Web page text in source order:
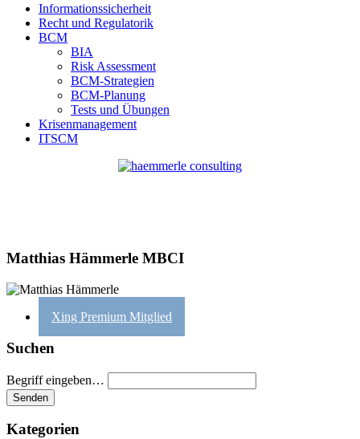
Informationssicherheit
Recht und Regulatorik
BCM
BIA
Risk Assessment
BCM-Strategien
BCM-Planung
Tests und Übungen
Krisenmanagement
ITSCM
Matthias Hämmerle MBCI
Xing Premium Mitglied
Suchen
Begriff eingeben…
Kategorien